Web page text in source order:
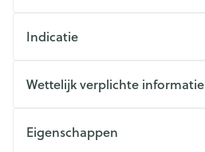
Indicatie
Wettelijk verplichte informatie
Eigenschappen